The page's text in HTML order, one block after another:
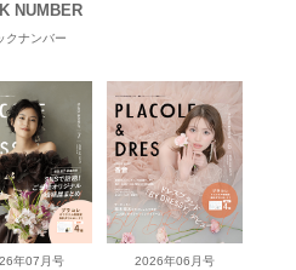
NUMBER
クナンバー
年07月号 2026年06月号